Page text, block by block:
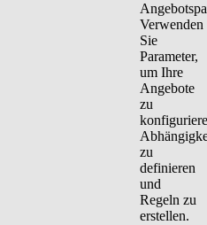
Verwenden
Sie
Parameter,
um Ihre
Angebote
zu
zu
definieren
und
Regeln zu
erstellen.